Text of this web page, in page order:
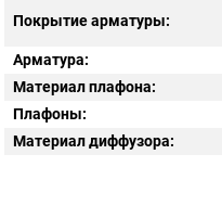
Покрытие арматуры:
Арматура:
Материал плафона:
Плафоны:
Материал диффузора: